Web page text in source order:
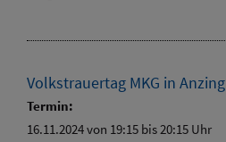
Volkstrauertag MKG in Anzing
Termin:
16.11.2024 von 19:15 bis 20:15 Uhr